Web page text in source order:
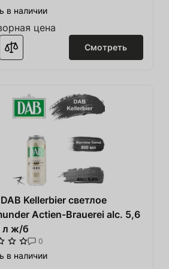
в наличии
цена
Смотреть
Kellerbier светлое
Actien-Brauerei alc. 5,6
л ж/б
0
в наличии